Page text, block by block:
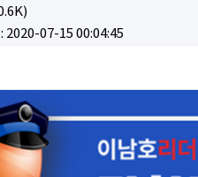
2020-07-15 00:04:45